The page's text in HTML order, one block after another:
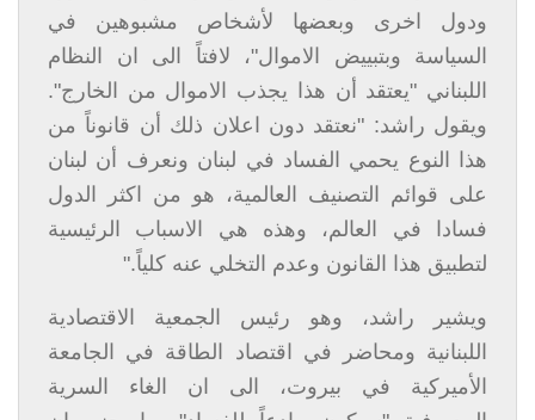
ودول اخرى وبعضها لأشخاص مشبوهين في
السياسة وبتبييض الاموال"، لافتاً الى ان النظام
اللبناني "يعتقد أن هذا يجذب الاموال من الخارج".
ويقول راشد: "نعتقد دون اعلان ذلك أن قانوناً من
هذا النوع يحمي الفساد في لبنان ونعرف أن لبنان
على قوائم التصنيف العالمية، هو من اكثر الدول
فسادا في العالم، وهذه هي الاسباب الرئيسية
لتطبيق هذا القانون وعدم التخلي عنه كلياً".
ويشير راشد، وهو رئيس الجمعية الاقتصادية
اللبنانية ومحاضر في اقتصاد الطاقة في الجامعة
الأميركية في بيروت، الى ان الغاء السرية